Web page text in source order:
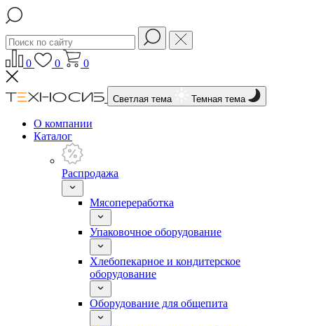
0 0 0
Светлая тема Темная тема
О компании
Каталог
Распродажа
Мясопереработка
Упаковочное оборудование
Хлебопекарное и кондитерское
оборудование
Оборудование для общепита